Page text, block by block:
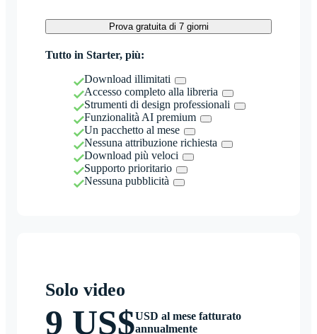
Prova gratuita di 7 giorni
Tutto in Starter, più:
Download illimitati
Accesso completo alla libreria
Strumenti di design professionali
Funzionalità AI premium
Un pacchetto al mese
Nessuna attribuzione richiesta
Download più veloci
Supporto prioritario
Nessuna pubblicità
Solo video
9 US$USD al mese fatturato
annualmente